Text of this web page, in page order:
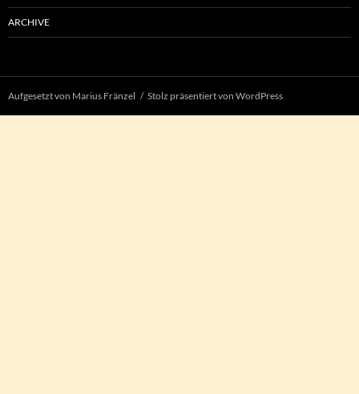
ARCHIVE
Aufgesetzt von Marius Fränzel Stolz präsentiert von WordPress